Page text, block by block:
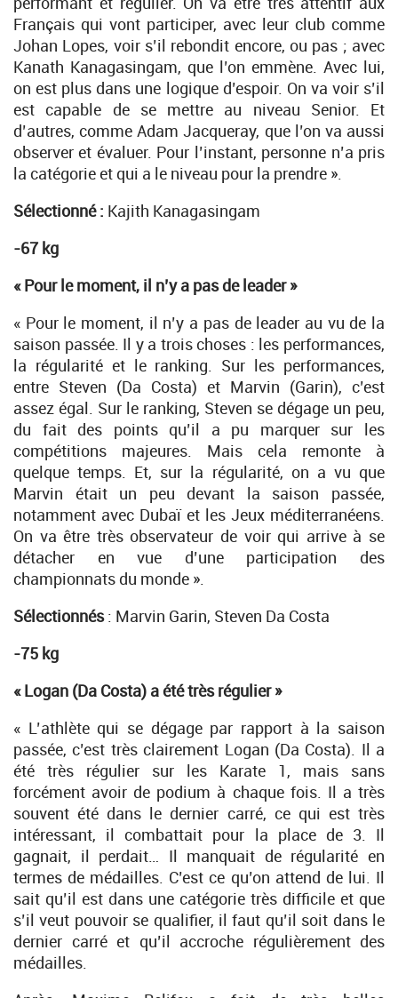
Français qui vont participer, avec leur club comme
Johan Lopes, voir s’il rebondit encore, ou pas ; avec
Kanath Kanagasingam, que l’on emmène. Avec lui,
on est plus dans une logique d’espoir. On va voir s’il
est capable de se mettre au niveau Senior. Et
d’autres, comme Adam Jacqueray, que l’on va aussi
observer et évaluer. Pour l’instant, personne n’a pris
la catégorie et qui a le niveau pour la prendre ».
Sélectionné : Kajith Kanagasingam
-67 kg
« Pour le moment, il n’y a pas de leader »
« Pour le moment, il n’y a pas de leader au vu de la
saison passée. Il y a trois choses : les performances,
la régularité et le ranking. Sur les performances,
entre Steven (Da Costa) et Marvin (Garin), c’est
assez égal. Sur le ranking, Steven se dégage un peu,
du fait des points qu’il a pu marquer sur les
compétitions majeures. Mais cela remonte à
quelque temps. Et, sur la régularité, on a vu que
Marvin était un peu devant la saison passée,
notamment avec Dubaï et les Jeux méditerranéens.
On va être très observateur de voir qui arrive à se
détacher en vue d’une participation des
championnats du monde ».
Sélectionnés: Marvin Garin, Steven Da Costa
-75 kg
« Logan (Da Costa) a été très régulier »
« L’athlète qui se dégage par rapport à la saison
passée, c’est très clairement Logan (Da Costa). Il a
été très régulier sur les Karate 1, mais sans
forcément avoir de podium à chaque fois. Il a très
souvent été dans le dernier carré, ce qui est très
intéressant, il combattait pour la place de 3. Il
gagnait, il perdait… Il manquait de régularité en
termes de médailles. C’est ce qu’on attend de lui. Il
sait qu’il est dans une catégorie très difficile et que
s’il veut pouvoir se qualifier, il faut qu’il soit dans le
dernier carré et qu’il accroche régulièrement des
médailles.